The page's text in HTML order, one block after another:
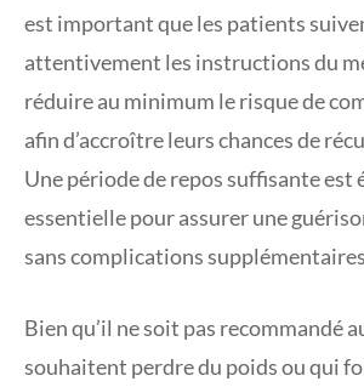
est important que les patients
attentivement les instructions du
réduire au minimum le risque de
afin d’accroître leurs chances de
Une période de repos suffisante est
essentielle pour assurer une
sans complications
Bien qu’il ne soit pas recommandé
souhaitent perdre du poids ou qui